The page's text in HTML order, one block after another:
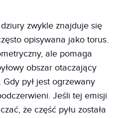
zwykle znajduje się
opisywana jako torus.
ale pomaga
obszar otaczający
pył jest ogrzewany
Jeśli tej emisji
że część pyłu została